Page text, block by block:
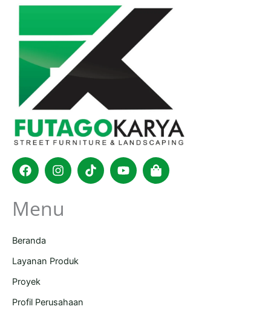
FacebookInstagram
TiktokYoutubeShopping-
bag
Menu
Beranda
Layanan Produk
Proyek
Profil Perusahaan